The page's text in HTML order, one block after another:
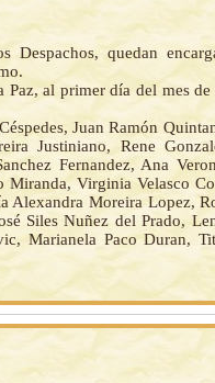
Despachos, quedan
al primer día del mes de
Juan Ramón
Justiniano, Rene
Fernandez, Ana
Virginia Velasco
Alexandra Moreira Lopez,
Siles Nuñez del Prado,
Marianela Paco Duran,